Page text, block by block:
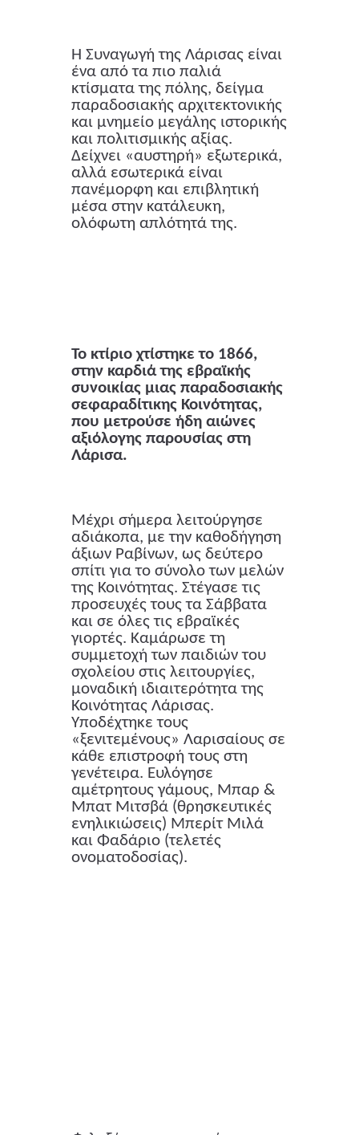
Η Συναγωγή της Λάρισας είναι
ένα από τα πιο παλιά
κτίσματα της πόλης, δείγμα
παραδοσιακής αρχιτεκτονικής
και μνημείο μεγάλης ιστορικής
και πολιτισμικής αξίας.
Δείχνει «αυστηρή» εξωτερικά,
αλλά εσωτερικά είναι
πανέμορφη και επιβλητική
μέσα στην κατάλευκη,
ολόφωτη απλότητά της.
Το κτίριο χτίστηκε το 1866,
στην καρδιά της εβραϊκής
συνοικίας μιας παραδοσιακής
σεφαραδίτικης Κοινότητας,
που μετρούσε ήδη αιώνες
αξιόλογης παρουσίας στη
Λάρισα.
Μέχρι σήμερα λειτούργησε
αδιάκοπα, με την καθοδήγηση
άξιων Ραβίνων, ως δεύτερο
σπίτι για το σύνολο των μελών
της Κοινότητας. Στέγασε τις
προσευχές τους τα Σάββατα
και σε όλες τις εβραϊκές
γιορτές. Καμάρωσε τη
συμμετοχή των παιδιών του
σχολείου στις λειτουργίες,
μοναδική ιδιαιτερότητα της
Κοινότητας Λάρισας.
Υποδέχτηκε τους
«ξενιτεμένους» Λαρισαίους σε
κάθε επιστροφή τους στη
γενέτειρα. Ευλόγησε
αμέτρητους γάμους, Μπαρ &
Μπατ Μιτσβά (θρησκευτικές
ενηλικιώσεις) Μπερίτ Μιλά
και Φαδάριο (τελετές
ονοματοδοσίας).